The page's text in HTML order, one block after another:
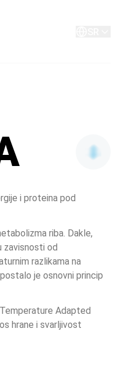
i proteina pod
riba. Dakle,
zavisnosti od
razlikama na
je osnovni princip
Adapted
hrane i svarljivost